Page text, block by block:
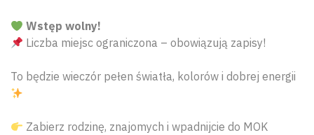
Wstęp wolny!
Liczba miejsc ograniczona – obowiązują zapisy!
To będzie wieczór pełen światła, kolorów i dobrej energii
Zabierz rodzinę, znajomych i wpadnijcie do MOK